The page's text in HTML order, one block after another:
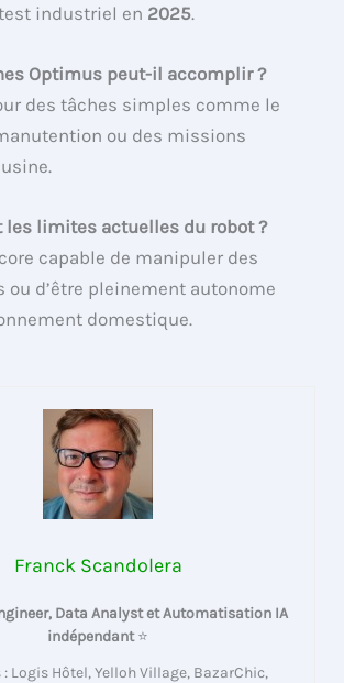
industriel en 2025.
Optimus peut-il accomplir ?
des tâches simples comme le
ou des missions
les limites actuelles du robot ?
capable de manipuler des
ou d’être pleinement autonome
domestique.
Franck Scandolera
Data Analyst et Automatisation IA
indépendant⭐
Logis Hôtel, Yelloh Village, BazarChic,